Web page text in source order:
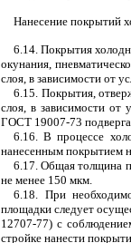
Нанесение покрытий
6.14. Покрытия
окунания,
слоя, в зависимости от
6.15. Покрытия,
слоя, в зависимости от
ГОСТ 19007-73
6.16. В процессе
нанесенным покрытием
6.17. Общая толщина
не менее 150 мкм.
6.18. При
площадки следует
12707-77) с
стройке нанести